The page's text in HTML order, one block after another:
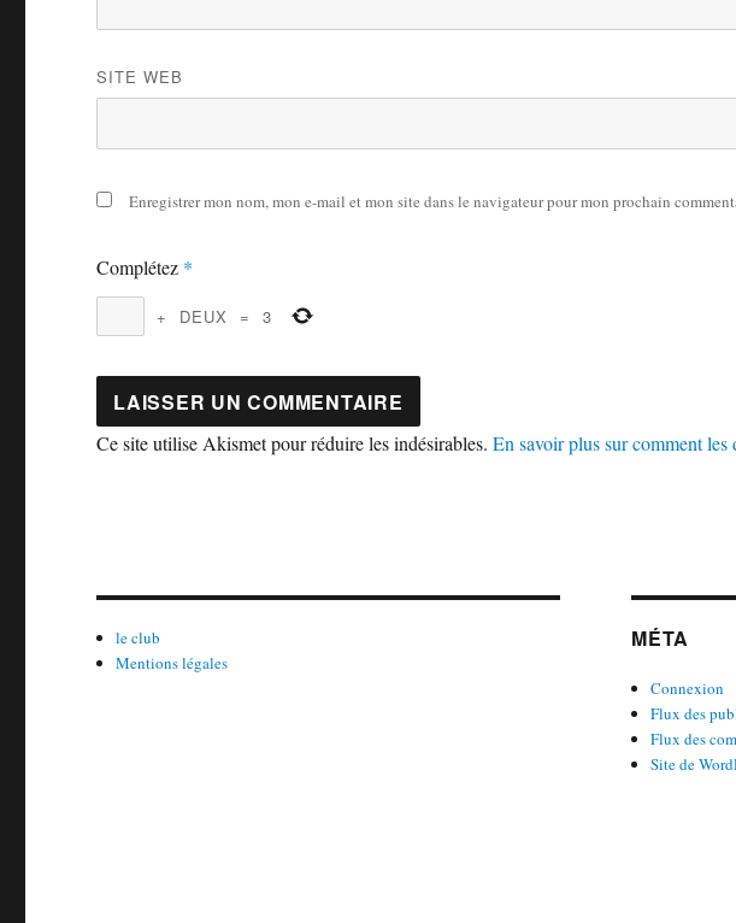
SITE WEB
Enregistrer mon nom, mon e-mail et mon site dans le navigateur pour mon prochain
Complétez *
+ DEUX = 3
Ce site utilise Akismet pour réduire les indésirables.En savoir plus sur comment les
le club
Mentions légales
MÉTA
Connexion
Flux des
Flux des
Site de